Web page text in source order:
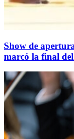
Show de
marcó la final